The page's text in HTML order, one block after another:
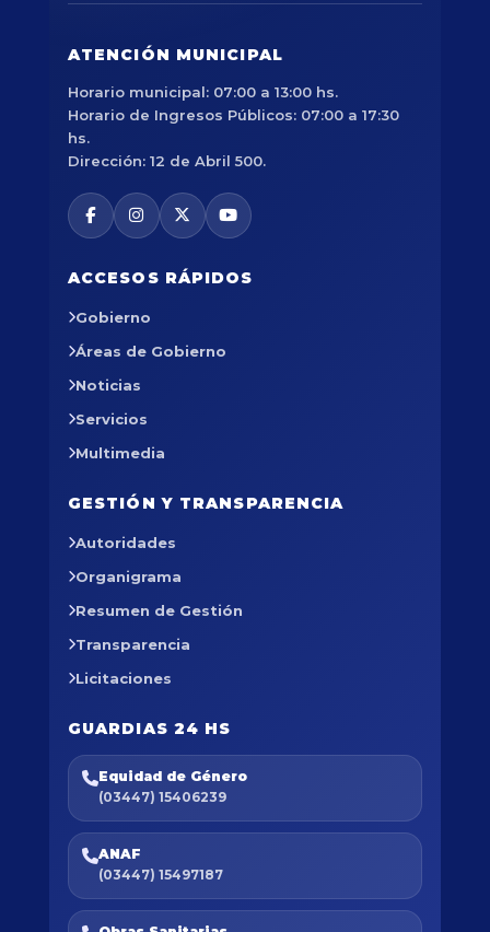
ATENCIÓN MUNICIPAL
Horario municipal: 07:00 a 13:00 hs.
Horario de Ingresos Públicos: 07:00 a 17:30
hs.
Dirección: 12 de Abril 500.
ACCESOS RÁPIDOS
Gobierno
Áreas de Gobierno
Noticias
Servicios
Multimedia
GESTIÓN Y TRANSPARENCIA
Autoridades
Organigrama
Resumen de Gestión
Transparencia
Licitaciones
GUARDIAS 24 HS
Equidad de Género
(03447) 15406239
ANAF
(03447) 15497187